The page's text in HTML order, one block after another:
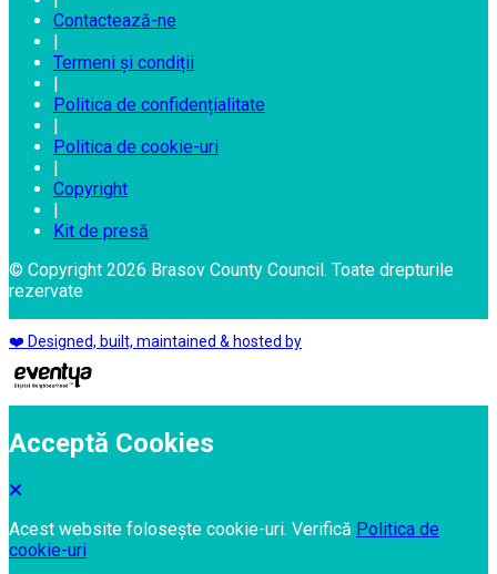
Contactează-ne
|
Termeni și condiții
|
Politica de confidențialitate
|
Politica de cookie-uri
|
Copyright
|
Kit de presă
© Copyright 2026 Brasov County Council. Toate drepturile
rezervate
❤️ Designed, built, maintained & hosted by
Acceptă Cookies
Acest website folosește cookie-uri. Verifică Politica de
cookie-uri